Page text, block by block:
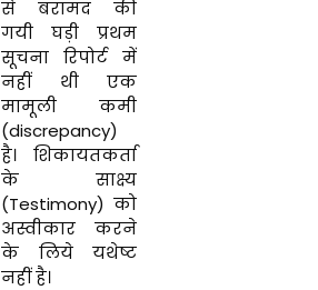
से बरामद की
गयी घड़ी प्रथम
सूचना रिपोर्ट में
नहीं थी एक
मामूली कमी
(discrepancy)
है। शिकायतकर्ता
के साक्ष्य
(Testimony) को
अस्वीकार करने
के लिये यथेष्ट
नहीं है।